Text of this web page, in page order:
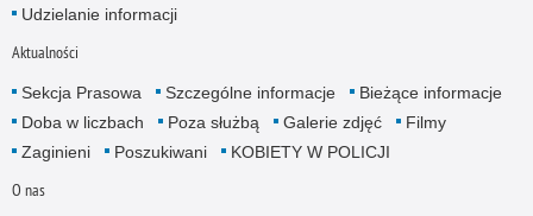
Udzielanie informacji
Aktualności
Sekcja Prasowa Szczególne informacje
Bieżące informacje
Doba w liczbach
Poza służbą Galerie zdjęć
Filmy
Zaginieni
Poszukiwani KOBIETY W POLICJI
O nas